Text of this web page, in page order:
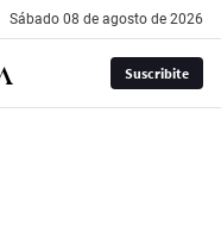
sábado 08 de agosto de 2026
Suscribite